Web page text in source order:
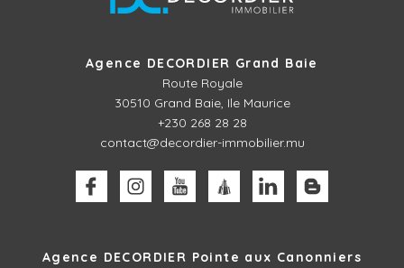
Agence DECORDIER Grand Baie
Route Royale
30510 Grand Baie, Ile Maurice
+230 268 28 28
contact@decordier-immobilier.mu
Agence DECORDIER Pointe aux Canonniers